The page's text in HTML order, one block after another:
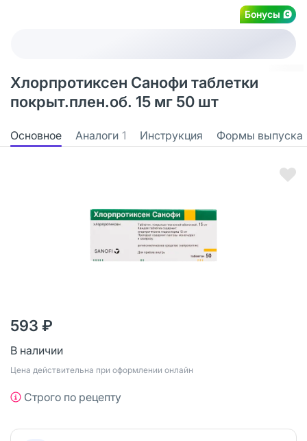
Бонусы
Хлорпротиксен Санофи таблетки
покрыт.плен.об. 15 мг 50 шт
Основное Аналоги 1 Инструкция Формы выпуска
593 ₽
В наличии
Цена действительна при оформлении онлайн
Строго по рецепту